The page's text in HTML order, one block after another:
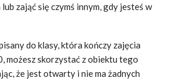
zająć się czymś innym, gdy jesteś w
do klasy, która kończy zajęcia
możesz skorzystać z obiektu tego
że jest otwarty i nie ma żadnych